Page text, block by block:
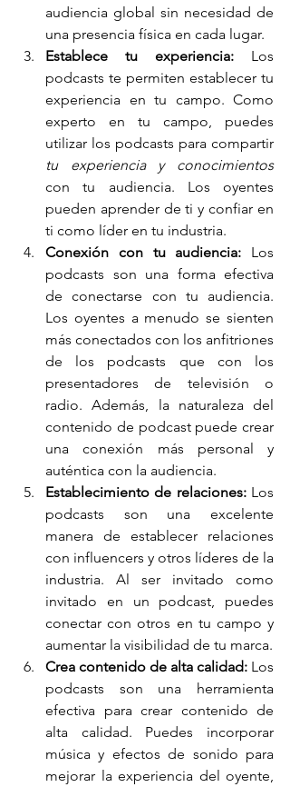
audiencia global sin necesidad de
una presencia física en cada lugar.
Establece tu experiencia: Los
podcasts te permiten establecer tu
experiencia en tu campo. Como
experto en tu campo, puedes
tu experiencia y conocimientos
con tu audiencia. Los oyentes
pueden aprender de ti y confiar en
ti como líder en tu industria.
Conexión con tu audiencia: Los
podcasts son una forma efectiva
de conectarse con tu audiencia.
Los oyentes a menudo se sienten
más conectados con los anfitriones
de los podcasts que con los
presentadores de televisión o
radio. Además, la naturaleza del
contenido de podcast puede crear
una conexión más personal y
auténtica con la audiencia.
Establecimiento de relaciones: Los
podcasts son una excelente
manera de establecer relaciones
con influencers y otros líderes de la
industria. Al ser invitado como
invitado en un podcast, puedes
conectar con otros en tu campo y
aumentar la visibilidad de tu marca.
Crea contenido de alta calidad: Los
podcasts son una herramienta
efectiva para crear contenido de
alta calidad. Puedes incorporar
música y efectos de sonido para
mejorar la experiencia del oyente,